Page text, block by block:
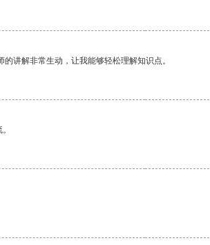
讲解非常生动，让我能够轻松理解知识点。